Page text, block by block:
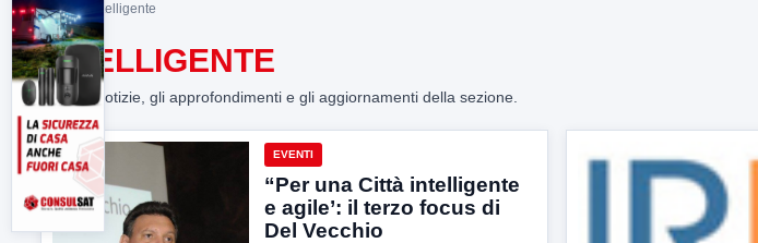
Home> intelligente
INTELLIGENTE
Tutte le notizie, gli approfondimenti e gli aggiornamenti della sezione.
EVENTI
“Per una Città intelligente
e agile’: il terzo focus di
Del Vecchio